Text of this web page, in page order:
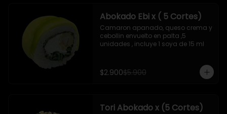
Abokado Ebi x ( 5 Cortes)
Camaron apanado, queso crema y
cebollin envuelto en palta ,5
unidades , incluye 1 soya de 15 ml
$2.900$5.900
Tori Abokado x (5 Cortes)